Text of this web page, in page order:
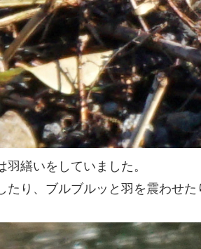
繕いをしていました。
たり、ブルブルッと羽を震わせ